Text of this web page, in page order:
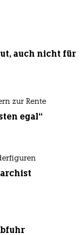
auch nicht für
zur Rente
egal“